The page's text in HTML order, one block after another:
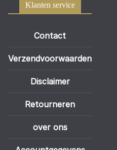
Klanten service
Contact
Verzendvoorwaarden
Disclaimer
Retourneren
over ons